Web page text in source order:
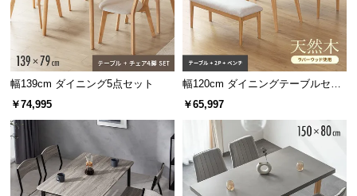
o.,
幅139cm ダイニング5点セット
￥74,995
幅120cm ダイニングテーブルセッ
ト ソファダイニング 3点セット C
￥65,997